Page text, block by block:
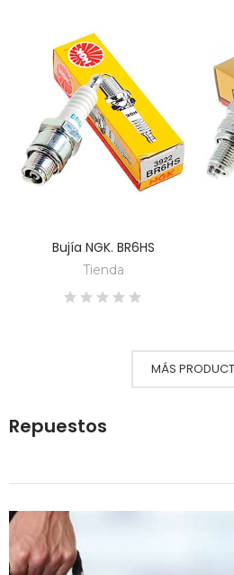
DESCUBRE
Bujía NGK. BR6HS
Tienda
MÁS
Repuestos